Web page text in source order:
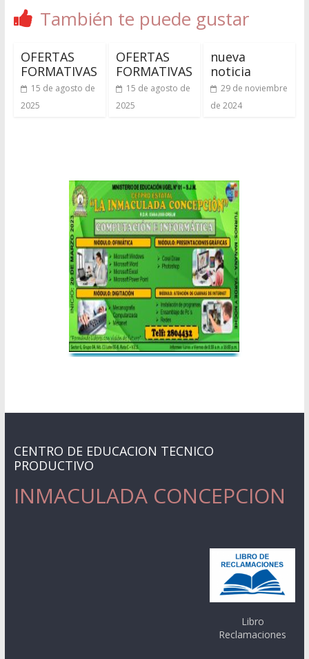
También te puede gustar
OFERTAS
FORMATIVAS
15 de agosto de
2025
OFERTAS
FORMATIVAS
15 de agosto de
2025
nueva
noticia
29 de noviembre
de 2024
CENTRO DE EDUCACION TECNICO
PRODUCTIVO
INMACULADA CONCEPCION
Libro
Reclamaciones